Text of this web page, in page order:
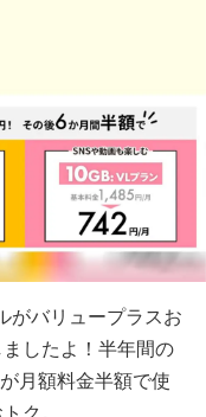
がバリュープラスお
したよ！半年間の
月額料金半額で使